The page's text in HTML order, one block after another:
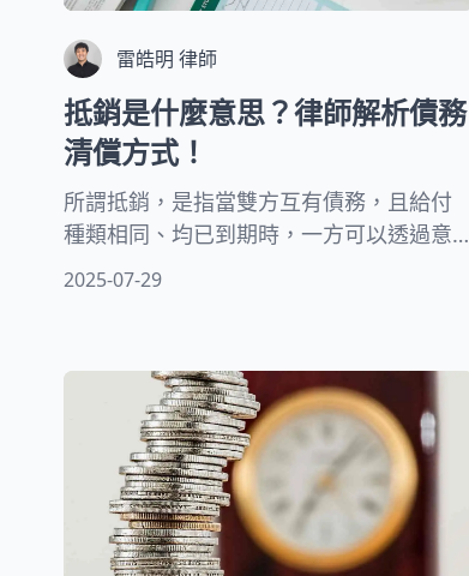
雷皓明 律師
抵銷是什麼意思？律師解析債務
清償方式！
所謂抵銷，是指當雙方互有債務，且給付
種類相同、均已到期時，一方可以透過意
思表示，讓彼此的債務在相等金額範圍內
關係。本文將由專業律師角度，為您詳細
解析抵銷的法律要件、適用限制及正確行
使方式。
2025-07-29